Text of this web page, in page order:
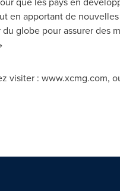
apportant de
globe pour assurer des
visiter : www.xcmg.com,